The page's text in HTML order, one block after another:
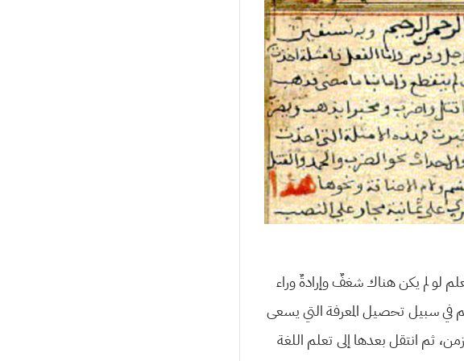
لو لم يكن هناك شغفٌ وإرادةٌ وراء
في سبيل تحصيل المعرفة التي يسعى
ثم انتقل بعدها إلى تعلم اللغة